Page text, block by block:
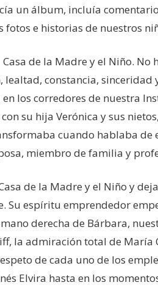
un álbum, incluía
fotos e historias de nuestros
de la Madre y el Niño.
constancia,
los corredores de nuestra
su hija Verónica y sus
cuando hablaba
miembro de familia y
de la Madre y el Niño y
espíritu emprendedor
derecha de Bárbara,
la admiración total de
de cada uno de los
Elvira hasta en los